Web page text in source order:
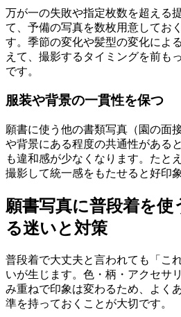
万が一の失敗や指定枚数を超える
て、予備の写真を数枚用意してお
す。季節の変化や髪型の変化によ
えて、撮影するタイミングを前も
です。
服装や背景の一貫性を保つ
願書に使う他の書類写真（園の面
や背景にある程度の共通性がある
も違和感が少なくなります。たと
撮影して統一感をもたせると好印象
願書写真に普段着を
る迷いと対策
普段着で大丈夫と言われても「こ
いが生じます。色・柄・アクセサ
み重ねで印象は変わるため、よく
準を持っておくことが大切です。